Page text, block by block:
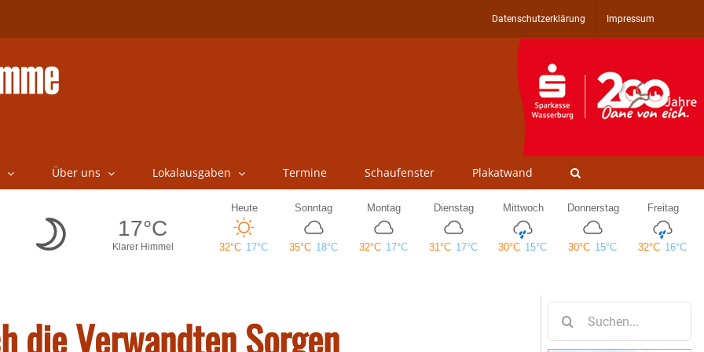
Datenschutzerklärung Impressum
Über uns Lokalausgaben Termine Schaufenster Plakatwand
die Verwandten Sorgen
nach: